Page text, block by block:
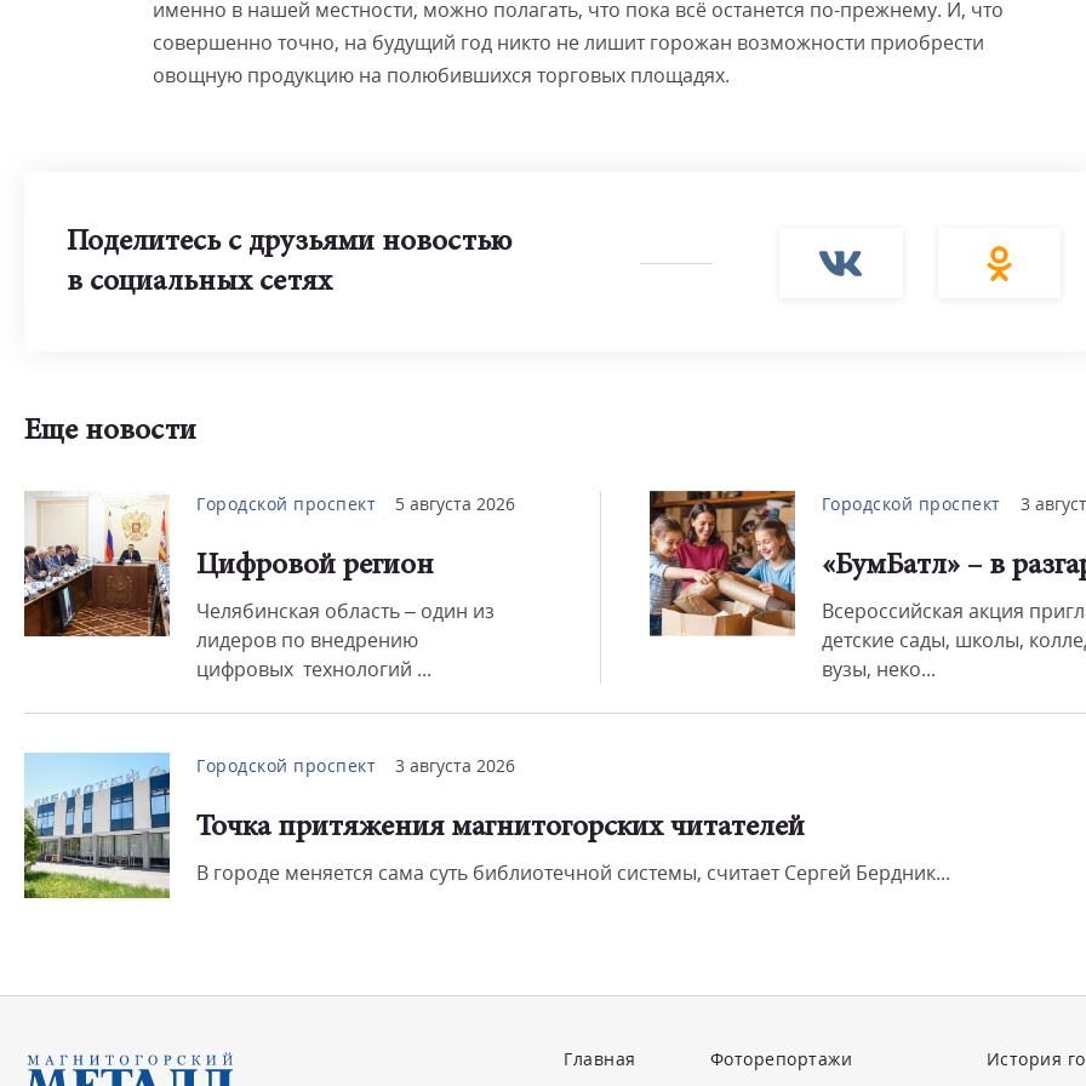
именно в нашей местности, можно полагать, что пока всё останется по-прежнему. И, что
совершенно точно, на будущий год никто не лишит горожан возможности приобрести
овощную продукцию на полюбившихся торговых площадях.
Поделитесь с друзьями новостью
в социальных сетях
Еще новости
Городской проспект 5 августа 2026
Цифровой регион
Челябинская область – один из
лидеров по внедрению
цифровых технологий ...
Городской проспект 3
«БумБатл» – в
Всероссийская акция
детские сады, школы,
вузы, неко...
Городской проспект 3 августа 2026
Точка притяжения магнитогорских читателей
В городе меняется сама суть библиотечной системы, считает Сергей Бердник...
Главная Фоторепортажи История